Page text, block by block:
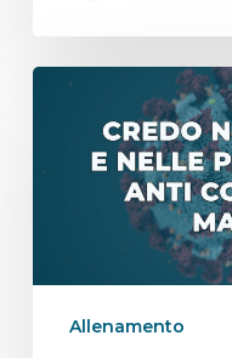
Allenamento